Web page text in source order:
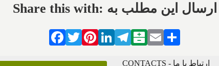
Share this with: ارسال این مطلب به
Facebook
TwitterPinterestLinkedIn
Telegram
Balatarin
Email
CONTACTS - ارتباط با ما